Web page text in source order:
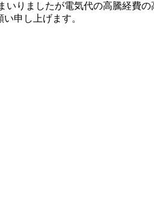
りましたが電気代の高騰経費
申し上げます。